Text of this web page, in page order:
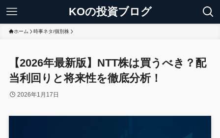
KOの投資ブログ
ホーム 時事ネタ/個別株
【2026年最新版】NTT株は買うべき？配
当利回りと将来性を徹底分析！
2026年1月17日